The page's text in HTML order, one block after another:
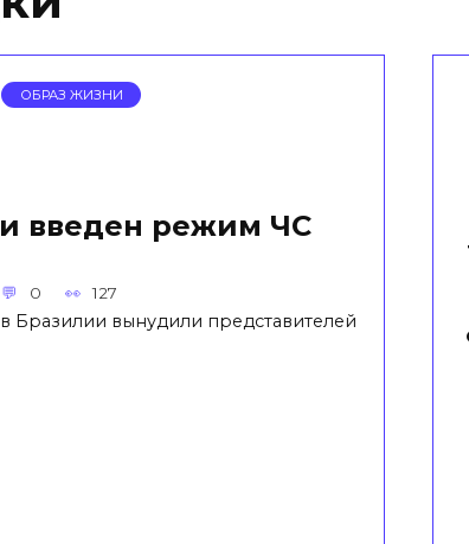
ОБРАЗ ЖИЗНИ
введен режим ЧС
0 127
Бразилии вынудили представителей